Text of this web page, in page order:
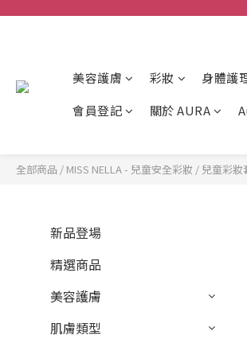
美容護膚 彩妝 身體護
會員登記
關於 AURA
全部商品 / MISS NELLA - 兒童安全彩妝 / 兒童彩妝
新品登場
精選商品
美容護膚
肌膚類型